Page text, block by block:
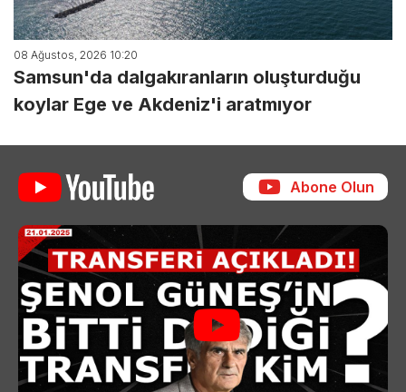
08 Ağustos, 2026 10:20
Samsun'da dalgakıranların oluşturduğu
koylar Ege ve Akdeniz'i aratmıyor
Abone Olun